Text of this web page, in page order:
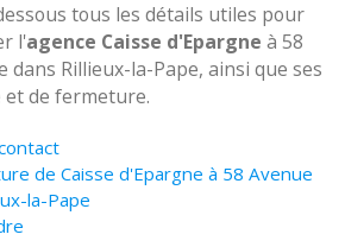
tous les détails utiles pour
l'agence Caisse d'Epargne à 58
dans Rillieux-la-Pape, ainsi que ses
de fermeture.
de Caisse d'Epargne à 58 Avenue
la-Pape